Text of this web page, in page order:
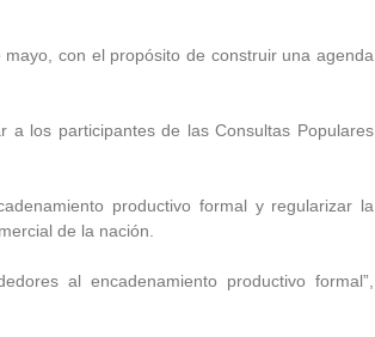
con el propósito de construir una agenda
a los participantes de las Consultas Populares
productivo formal y regularizar la
de la nación.
al encadenamiento productivo formal”,